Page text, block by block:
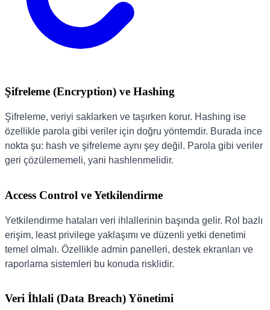
Şifreleme (Encryption) ve Hashing
Şifreleme, veriyi saklarken ve taşırken korur. Hashing ise
özellikle parola gibi veriler için doğru yöntemdir. Burada ince
nokta şu: hash ve şifreleme aynı şey değil. Parola gibi veriler
geri çözülememeli, yani hashlenmelidir.
Access Control ve Yetkilendirme
Yetkilendirme hataları veri ihlallerinin başında gelir. Rol bazlı
erişim, least privilege yaklaşımı ve düzenli yetki denetimi
temel olmalı. Özellikle admin panelleri, destek ekranları ve
raporlama sistemleri bu konuda risklidir.
Veri İhlali (Data Breach) Yönetimi